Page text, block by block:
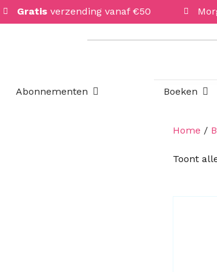
Gratis verzending vanaf €50
Abonnementen Open Abonnementen
Boeken
Home /
Toont